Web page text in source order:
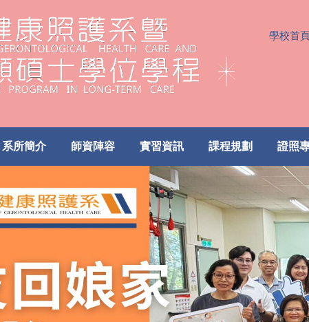
學校首
系所簡介 師資陣容 實習資訊 課程規劃 證照